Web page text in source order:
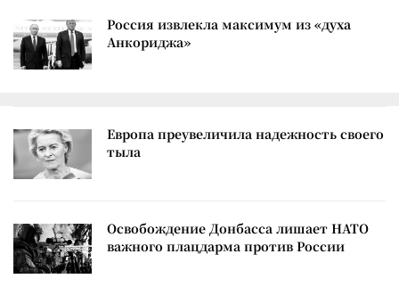
Россия извлекла максимум из «духа
Анкориджа»
Европа преувеличила надежность своего
тыла
Освобождение Донбасса лишает НАТО
важного плацдарма против России